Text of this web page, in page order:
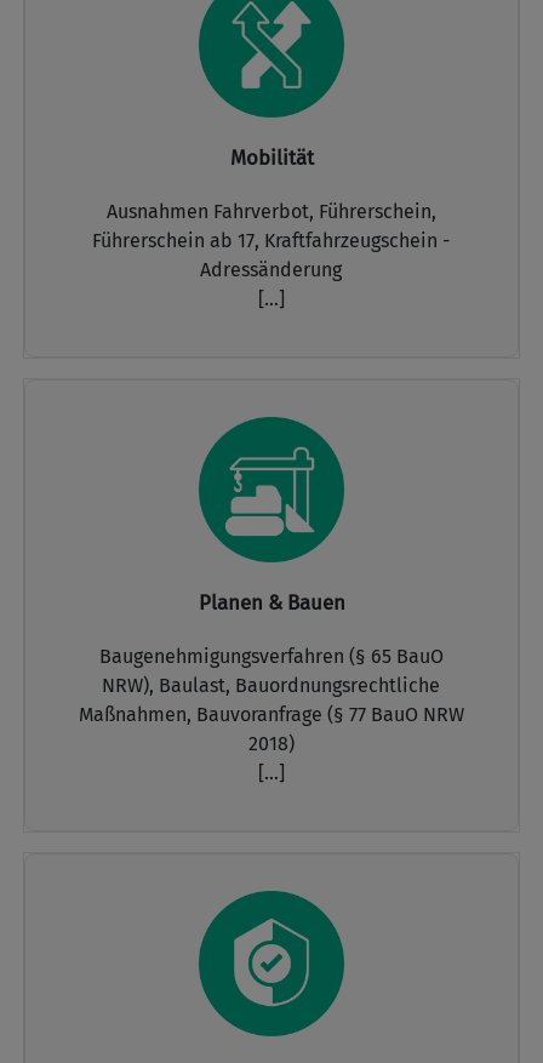
Mobilität
Ausnahmen Fahrverbot, Führerschein,
Führerschein ab 17, Kraftfahrzeugschein -
Adressänderung
[...]
Planen & Bauen
Baugenehmigungsverfahren (§ 65 BauO
NRW), Baulast, Bauordnungsrechtliche
Maßnahmen, Bauvoranfrage (§ 77 BauO NRW
2018)
[...]